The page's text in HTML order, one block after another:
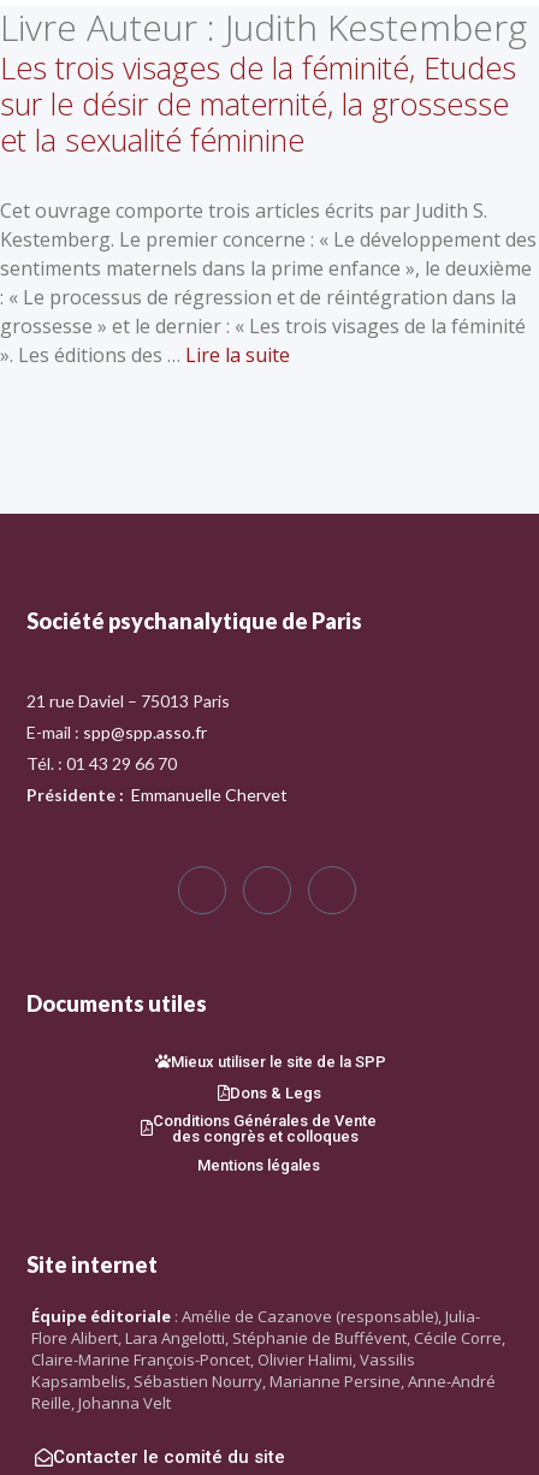
Livre Auteur : Judith Kestemberg
Les trois visages de la féminité, Etudes
sur le désir de maternité, la grossesse
et la sexualité féminine
Cet ouvrage comporte trois articles écrits par Judith S.
Kestemberg. Le premier concerne : « Le développement des
sentiments maternels dans la prime enfance », le deuxième
: « Le processus de régression et de réintégration dans la
grossesse » et le dernier : « Les trois visages de la féminité
». Les éditions des … Lire la suite
Société psychanalytique de Paris
21 rue Daviel – 75013 Paris
E-mail : spp@spp.asso.fr
Tél. : 01 43 29 66 70
Présidente : Emmanuelle Chervet
Documents utiles
Mieux utiliser le site de la SPP
Dons & Legs
Conditions Générales de Vente
des congrès et colloques
Mentions légales
Site internet
Équipe éditoriale : Amélie de Cazanove (responsable), Julia-
Flore Alibert, Lara Angelotti, Stéphanie de Buffévent, Cécile Corre,
Claire-Marine François-Poncet, Olivier Halimi, Vassilis
Kapsambelis, Sébastien Nourry, Marianne Persine, Anne-André
Reille, Johanna Velt
Contacter le comité du site